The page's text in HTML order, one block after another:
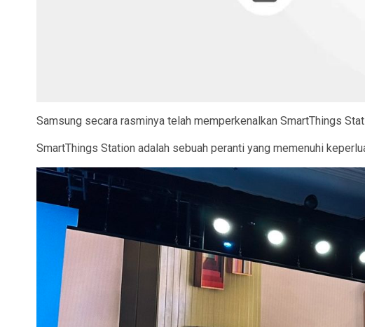
Samsung secara rasminya telah memperkenalkan SmartThings
SmartThings Station adalah sebuah peranti yang memenuhi